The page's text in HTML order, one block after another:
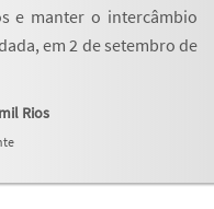
e manter o intercâmbio
em 2 de setembro de
Rios